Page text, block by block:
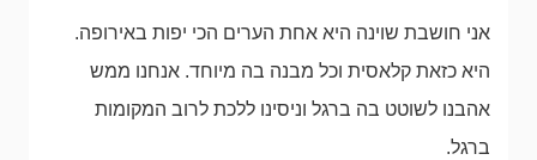
אני חושבת שוינה היא אחת הערים הכי יפות באירופה.
היא כזאת קלאסית וכל מבנה בה מיוחד. אנחנו ממש
אהבנו לשוטט בה ברגל וניסינו ללכת לרוב המקומות
ברגל.